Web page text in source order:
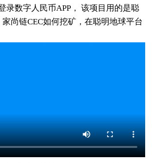
录数字人民币APP， 该项目用的是聪
尚链CEC如何挖矿，在聪明地球平台